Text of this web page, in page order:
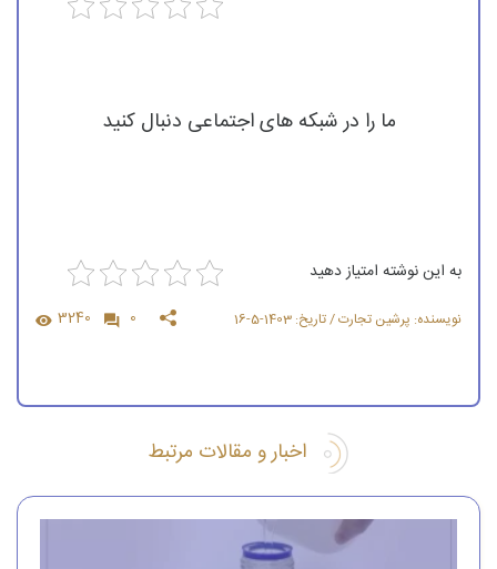
ما را در شبکه های اجتماعی دنبال کنید
به این نوشته امتیاز دهید
نویسنده: پرشین تجارت / تاریخ: 1403-5-16 0
3240
اخبار و مقالات مرتبط